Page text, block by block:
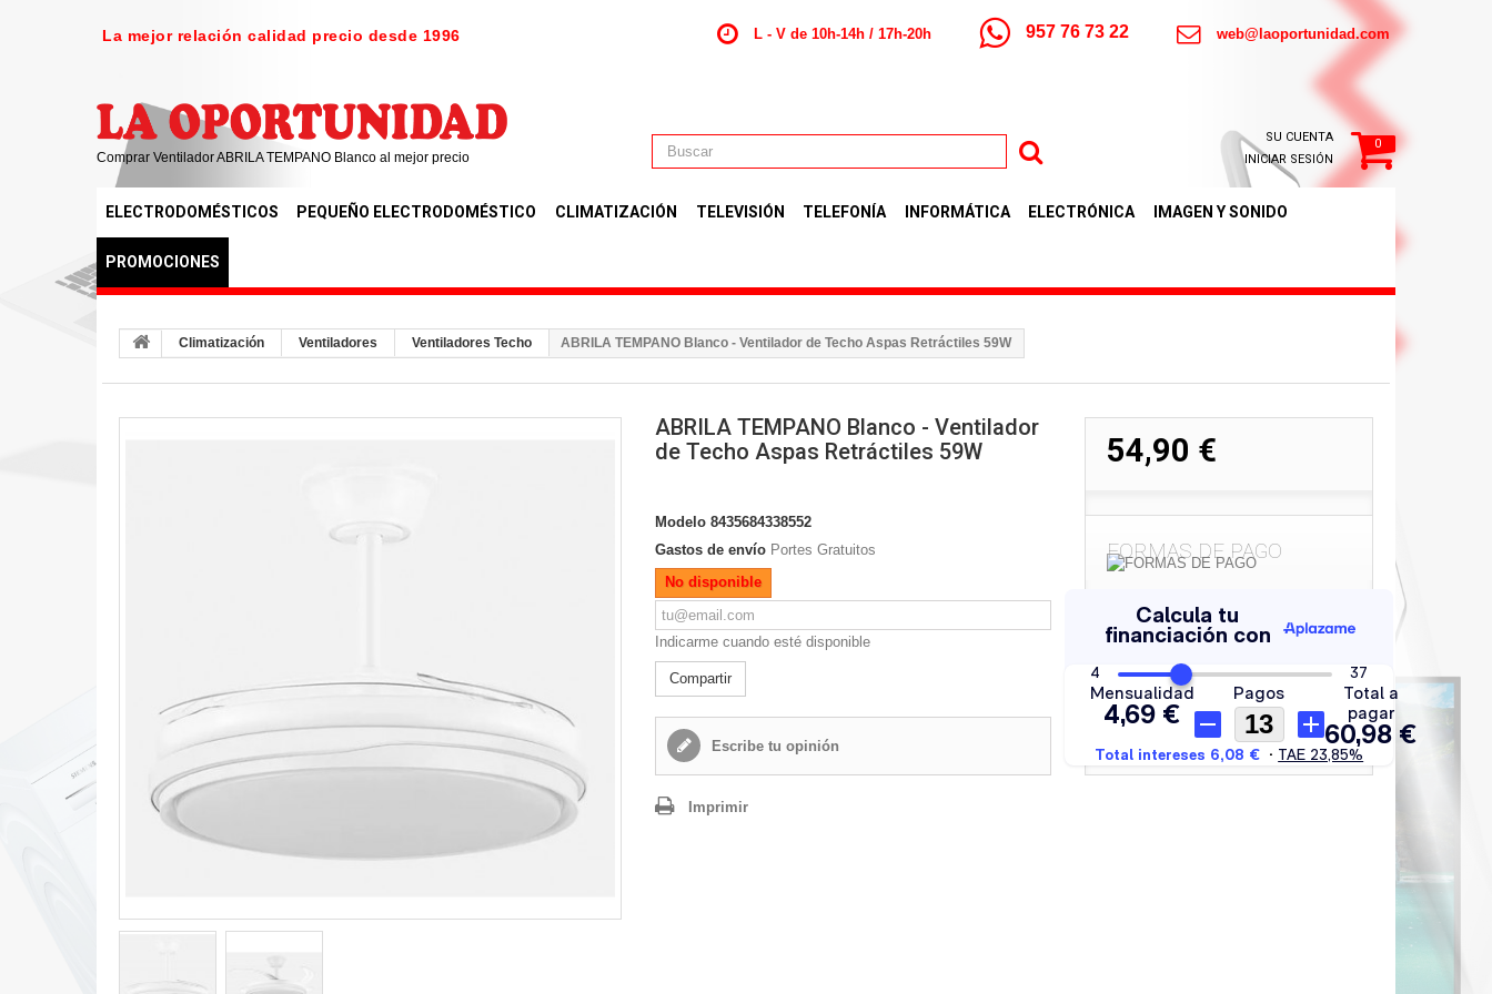
La mejor relación calidad precio desde 1996 L - V de 10h-14h / 17h-20h 957 76 73 22 web@laoportunidad.com
Comprar Ventilador ABRILA TEMPANO Blanco al mejor precio
0
SU CUENTA
INICIAR SESIÓN
ELECTRODOMÉSTICOS PEQUEÑO ELECTRODOMÉSTICO CLIMATIZACIÓN TELEVISIÓN TELEFONÍA INFORMÁTICA ELECTRÓNICA IMAGEN Y SONIDO
PROMOCIONES
Climatización Ventiladores Ventiladores Techo ABRILA TEMPANO Blanco - Ventilador de Techo Aspas Retráctiles 59W
ABRILA TEMPANO Blanco - Ventilador
de Techo Aspas Retráctiles 59W
Modelo 8435684338552
Gastos de envío Portes Gratuitos
No disponible
Indicarme cuando esté disponible
Compartir
Escribe tu opinión
Imprimir
54,90 €
FORMAS DE PAGO